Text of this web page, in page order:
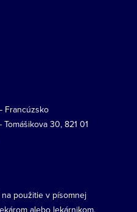
Francúzsko
Tomášikova 30, 821 01
použitie v písomnej
alebo lekárnikom.